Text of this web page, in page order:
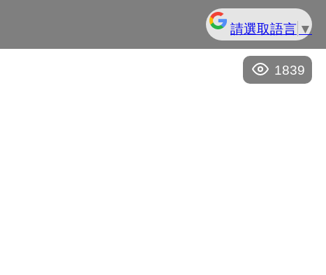
請選取語言 ▼
1839